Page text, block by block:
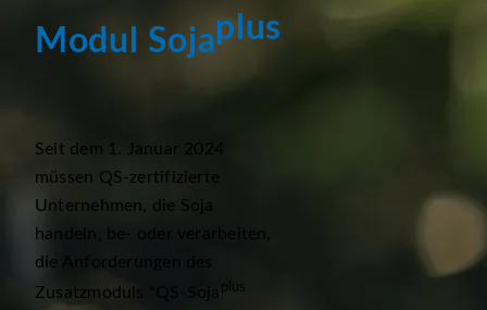
Modul Sojaplus
Seit dem 1. Januar 2024
müssen QS-zertifizierte
Unternehmen, die Soja
handeln, be- oder verarbeiten,
die Anforderungen des
Zusatzmoduls "QS-Soja plus